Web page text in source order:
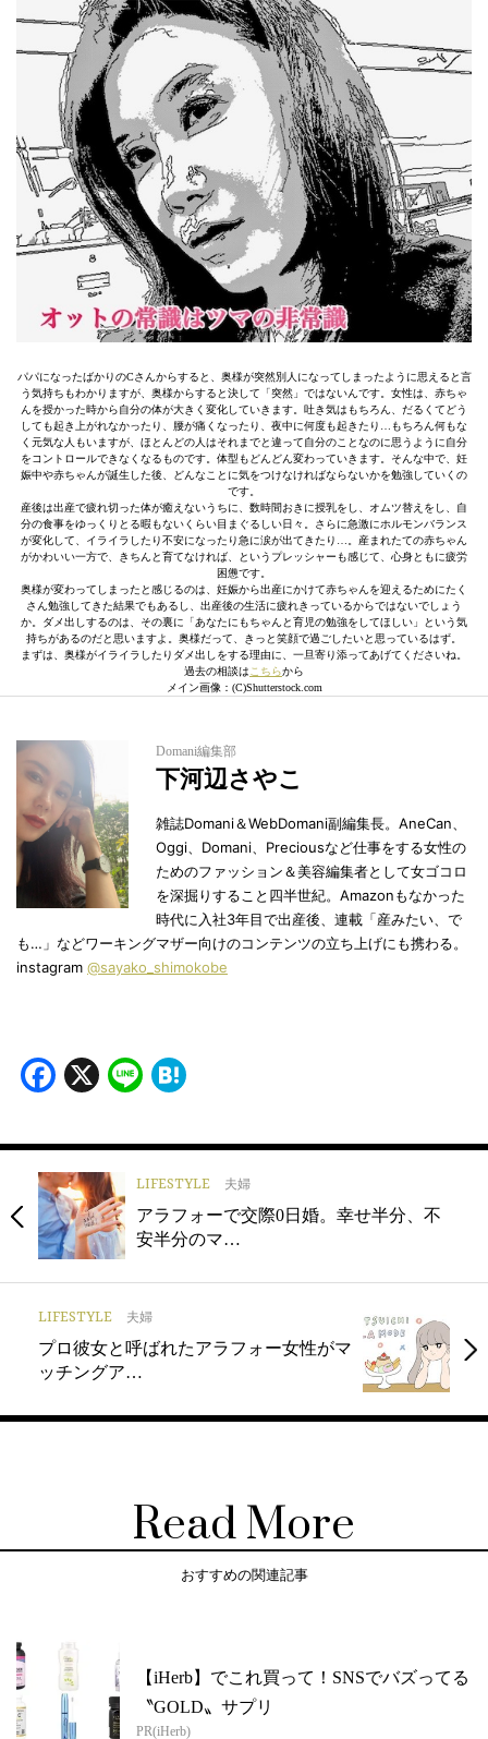
パパになったばかりのCさんからすると、奥様が突然別人になってしまったように思えると言
う気持ちもわかりますが、奥様からすると決して「突然」ではないんです。女性は、赤ちゃ
んを授かった時から自分の体が大きく変化していきます。吐き気はもちろん、だるくてどう
しても起き上がれなかったり、腰が痛くなったり、夜中に何度も起きたり…もちろん何もな
く元気な人もいますが、ほとんどの人はそれまでと違って自分のことなのに思うように自分
をコントロールできなくなるものです。体型もどんどん変わっていきます。そんな中で、妊
娠中や赤ちゃんが誕生した後、どんなことに気をつけなければならないかを勉強していくの
です。
産後は出産で疲れ切った体が癒えないうちに、数時間おきに授乳をし、オムツ替えをし、自
分の食事をゆっくりとる暇もないくらい目まぐるしい日々。さらに急激にホルモンバランス
が変化して、イライラしたり不安になったり急に涙が出てきたり…。産まれたての赤ちゃん
がかわいい一方で、きちんと育てなければ、というプレッシャーも感じて、心身ともに疲労
困憊です。
奥様が変わってしまったと感じるのは、妊娠から出産にかけて赤ちゃんを迎えるためにたく
さん勉強してきた結果でもあるし、出産後の生活に疲れきっているからではないでしょう
か。ダメ出しするのは、その裏に「あなたにもちゃんと育児の勉強をしてほしい」という気
持ちがあるのだと思いますよ。奥様だって、きっと笑顔で過ごしたいと思っているはず。
まずは、奥様がイライラしたりダメ出しをする理由に、一旦寄り添ってあげてくださいね。
過去の相談は こちらから
メイン画像：(C)Shutterstock.com
Domani編集部
下河辺さやこ
雑誌Domani＆WebDomani副編集長。AneCan、
Oggi、Domani、Preciousなど仕事をする女性の
ためのファッション＆美容編集者として女ゴコロ
を深掘りすること四半世紀。Amazonもなかった
時代に入社3年目で出産後、連載「産みたい、で
も…」などワーキングマザー向けのコンテンツの立ち上げにも携わる。
instagram @sayako_shimokobe
Facebook
X Line
LIFESTYLE 夫婦
アラフォーで交際0日婚。幸せ半分、不
安半分のマ…
LIFESTYLE 夫婦
プロ彼女と呼ばれたアラフォー女性がマ
ッチングア…
Read More
おすすめの関連記事
【iHerb】でこれ買って！SNSでバズってる
〝GOLD〟サプリ
PR(iHerb)